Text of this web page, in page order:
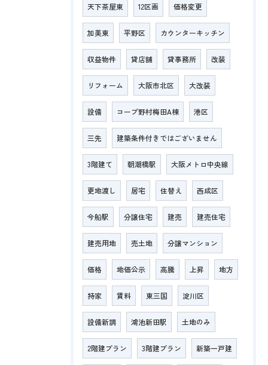
天下茶屋東 12区画 価格変更
加美東 平野区 カウンターキッチン
収益物件 貸店舗 貸事務所 改装
リフォーム 大阪市北区 大改装
設備 コープ野村梅田A棟 港区
三先 建築条件付きではございません
3階建て 朝潮橋駅 大阪メトロ中央線
更地渡し 居宅 住替え 西成区
今船駅 分譲住宅 建売 建売住宅
建売用地 売土地 分譲マンション
価格 地価公示 高騰 上昇 地方
持家 賃料 東三国 淀川区
設備新調 鴻池新田駅 土地のみ
2階建プラン 3階建プラン 新築一戸建